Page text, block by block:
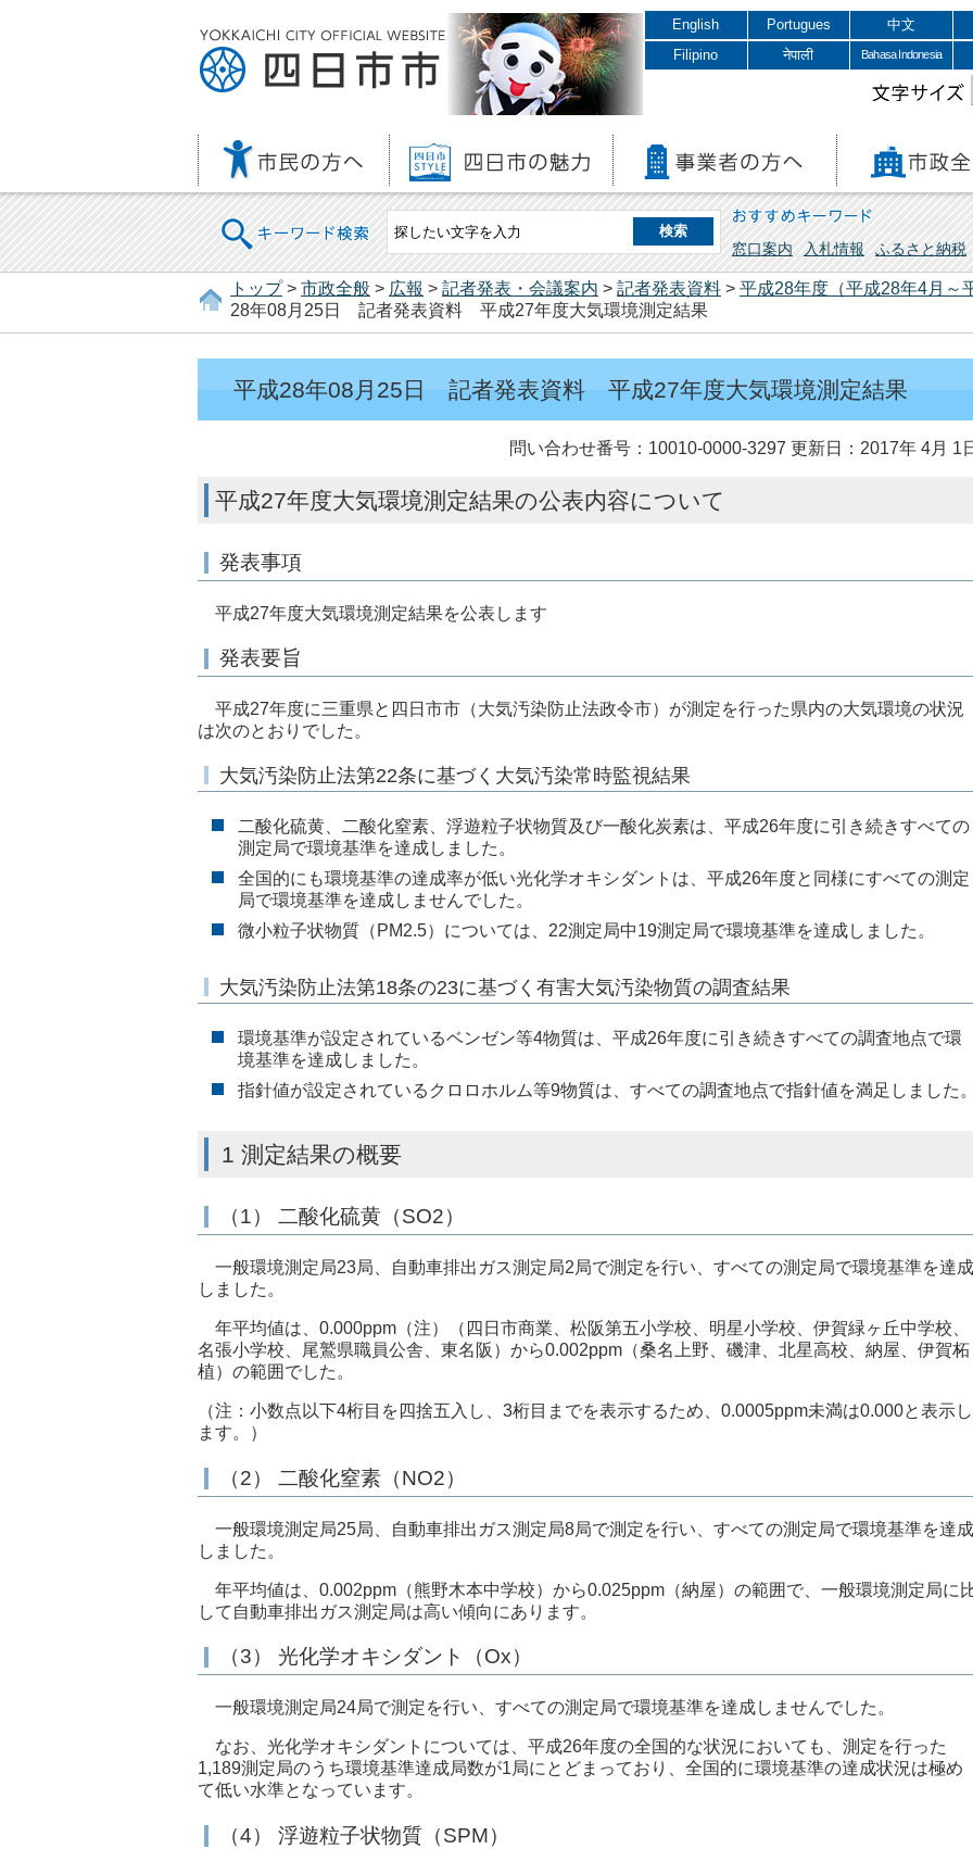
English Portugues 中文
Filipino
नेपाली Bahasa Indonesia
文字サイズ
キーワード検索 おすすめキーワード
窓口案内 入札情報 ふるさと納税
トップ> 市政全般 > 広報 > 記者発表・会議案内 > 記者発表資料 > 平成28年度（平成28年4月～
28年08月25日 記者発表資料 平成27年度大気環境測定結果
平成28年08月25日 記者発表資料 平成27年度大気環境測定結果
問い合わせ番号：10010-0000-3297 更新日：2017年 4月 1
平成27年度大気環境測定結果の公表内容について
発表事項
平成27年度大気環境測定結果を公表します
発表要旨
平成27年度に三重県と四日市市（大気汚染防止法政令市）が測定を行った県内の大気環境の状況
は次のとおりでした。
大気汚染防止法第22条に基づく大気汚染常時監視結果
二酸化硫黄、二酸化窒素、浮遊粒子状物質及び一酸化炭素は、平成26年度に引き続きすべての
測定局で環境基準を達成しました。
全国的にも環境基準の達成率が低い光化学オキシダントは、平成26年度と同様にすべての測定
局で環境基準を達成しませんでした。
微小粒子状物質（PM2.5）については、22測定局中19測定局で環境基準を達成しました。
大気汚染防止法第18条の23に基づく有害大気汚染物質の調査結果
環境基準が設定されているベンゼン等4物質は、平成26年度に引き続きすべての調査地点で環
境基準を達成しました。
指針値が設定されているクロロホルム等9物質は、すべての調査地点で指針値を満足しました。
1 測定結果の概要
（1） 二酸化硫黄（SO2）
一般環境測定局23局、自動車排出ガス測定局2局で測定を行い、すべての測定局で環境基準を達成
しました。
年平均値は、0.000ppm（注）（四日市商業、松阪第五小学校、明星小学校、伊賀緑ヶ丘中学校、
名張小学校、尾鷲県職員公舎、東名阪）から0.002ppm（桑名上野、磯津、北星高校、納屋、伊賀柘
植）の範囲でした。
（注：小数点以下4桁目を四捨五入し、3桁目までを表示するため、0.0005ppm未満は0.000と表示し
ます。）
（2） 二酸化窒素（NO2）
一般環境測定局25局、自動車排出ガス測定局8局で測定を行い、すべての測定局で環境基準を達成
しました。
年平均値は、0.002ppm（熊野木本中学校）から0.025ppm（納屋）の範囲で、一般環境測定局に
して自動車排出ガス測定局は高い傾向にあります。
（3） 光化学オキシダント（Ox）
一般環境測定局24局で測定を行い、すべての測定局で環境基準を達成しませんでした。
なお、光化学オキシダントについては、平成26年度の全国的な状況においても、測定を行った
1,189測定局のうち環境基準達成局数が1局にとどまっており、全国的に環境基準の達成状況は極め
て低い水準となっています。
（4） 浮遊粒子状物質（SPM）